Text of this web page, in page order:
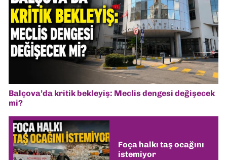
Balçova’da kritik bekleyiş: Meclis dengesi değişecek
mi?
Foça halkı taş ocağını
istemiyor